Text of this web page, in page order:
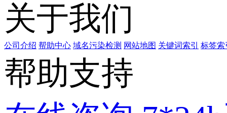
关于我们
公司介绍 帮助中心 域名污染检测 网站地图 关键词索引 标签索
帮助支持